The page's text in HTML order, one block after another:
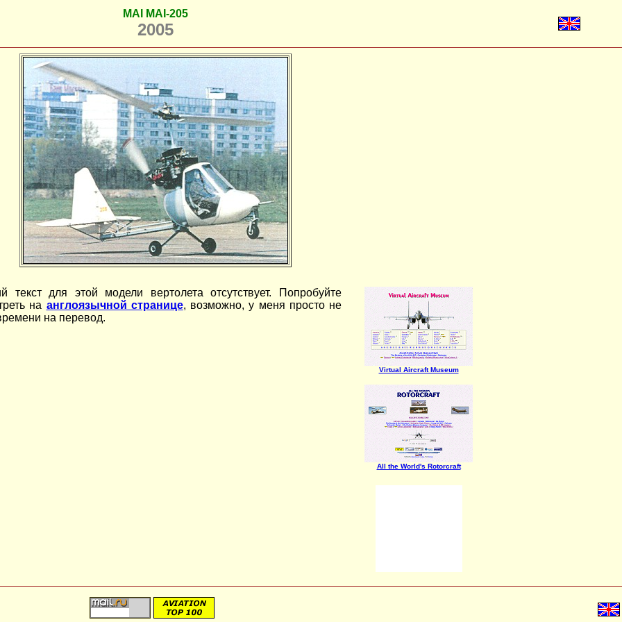
MAI MAI-205
2005
текст для этой модели вертолета отсутствует. Попробуйте
на англоязычной странице, возможно, у меня просто не
на перевод.
Virtual Aircraft Museum
All the World's Rotorcraft